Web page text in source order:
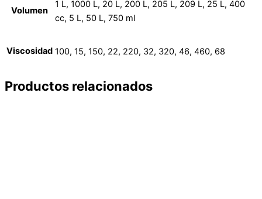
Volumen
1 L, 1000 L, 20 L, 200 L, 205 L, 209 L, 25 L, 400
cc, 5 L, 50 L, 750 ml
Viscosidad 100, 15, 150, 22, 220, 32, 320, 46, 460, 68
Productos relacionados